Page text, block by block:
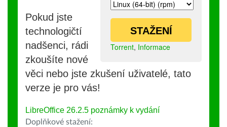
STAŽENÍ
Torrent, Informace
Pokud jste
technologičtí
nadšenci, rádi
zkoušíte nové
věci nebo jste zkušení uživatelé, tato
verze je pro vás!
LibreOffice 26.2.5 poznámky k vydání
Doplňkové stažení: